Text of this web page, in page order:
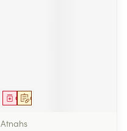
Op voorschrift
Geneesmiddel
Atnahs